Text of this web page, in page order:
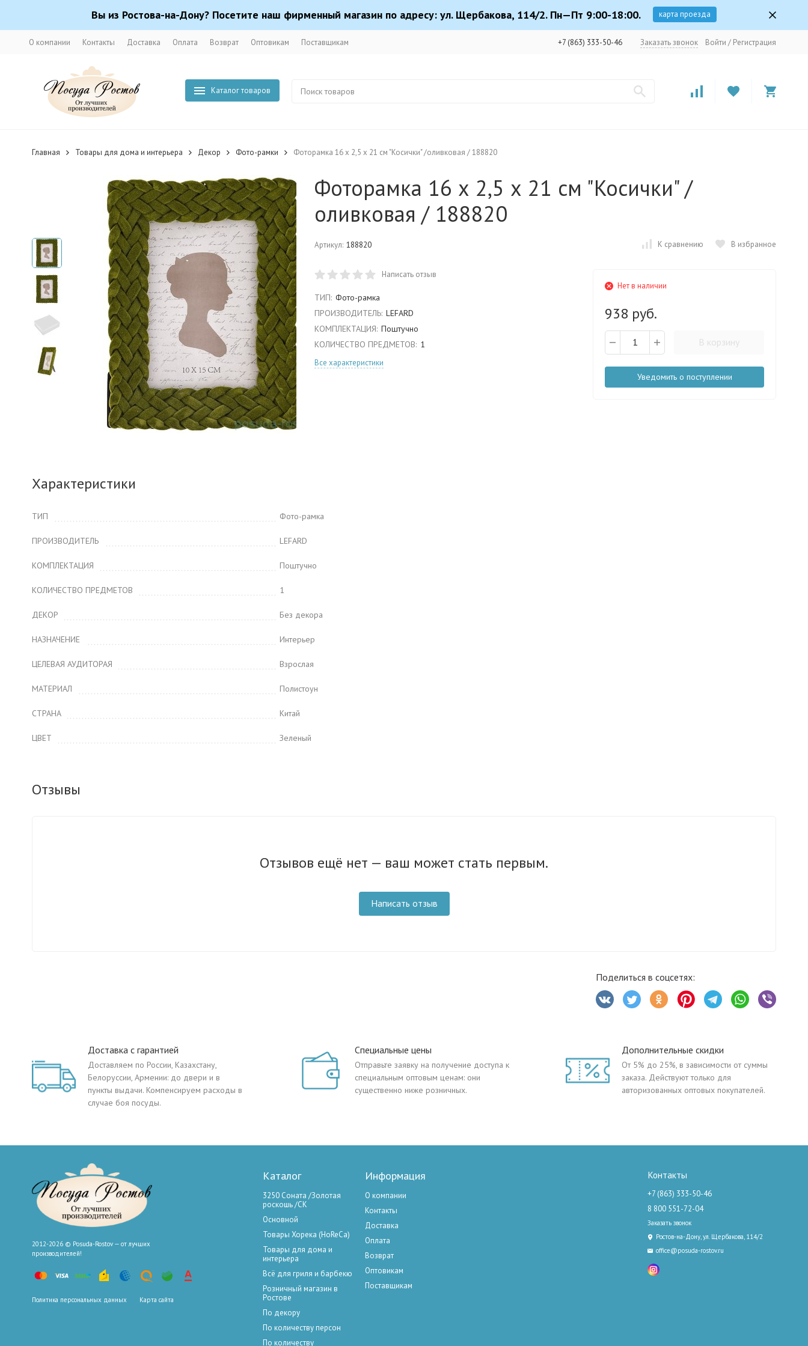
Вы из Ростова-на-Дону? Посетите наш фирменный магазин по адресу: ул. Щербакова, 114/2. Пн—Пт 9:00-18:00. карта проезда
О компании Контакты Доставка Оплата Возврат Оптовикам Поставщикам +7 (863) 333-50-46 Заказать звонок Войти / Регистрация
Каталог товаров
Главная Товары для дома и интерьера Декор Фото-рамки Фоторамка 16 х 2,5 х 21 см "Косички" /оливковая / 188820
Фоторамка 16 х 2,5 х 21 см "Косички" /
оливковая / 188820
Артикул: 188820 К сравнению В избранное
Написать отзыв
ТИП: Фото-рамка
ПРОИЗВОДИТЕЛЬ: LEFARD
КОМПЛЕКТАЦИЯ: Поштучно
КОЛИЧЕСТВО ПРЕДМЕТОВ: 1
Все характеристики
Нет в наличии
938 руб.
В корзину
Уведомить о поступлении
Характеристики
ТИП Фото-рамка
ПРОИЗВОДИТЕЛЬ LEFARD
КОМПЛЕКТАЦИЯ Поштучно
КОЛИЧЕСТВО ПРЕДМЕТОВ 1
ДЕКОР Без декора
НАЗНАЧЕНИЕ Интерьер
ЦЕЛЕВАЯ АУДИТОРАЯ Взрослая
МАТЕРИАЛ Полистоун
СТРАНА Китай
ЦВЕТ Зеленый
Отзывы
Отзывов ещё нет — ваш может стать первым.
Написать отзыв
Поделиться в соцсетях:
Доставка с гарантией
Доставляем по России, Казахстану,
Белоруссии, Армении: до двери и в
пункты выдачи. Компенсируем расходы в
случае боя посуды.
Специальные цены
Отправьте заявку на получение доступа к
специальным оптовым ценам: они
существенно ниже розничных.
Дополнительные скидки
От 5% до 25%, в зависимости от суммы
заказа. Действуют только для
авторизованных оптовых покупателей.
2012-2026 © Posuda-Rostov — от лучших
производителей!
Политика персональных данных Карта сайта
Каталог
3250 Соната /Золотая
роскошь /СК
Основной
Товары Хорека (HoReCa)
Товары для дома и
интерьера
Всё для гриля и барбекю
Розничный магазин в
Ростове
По декору
По количеству персон
По количеству
Информация
О компании
Контакты
Доставка
Оплата
Возврат
Оптовикам
Поставщикам
Контакты
+7 (863) 333-50-46
8 800 551-72-04
Заказать звонок
Ростов-на-Дону, ул. Щербакова, 114/2
office@posuda-rostov.ru